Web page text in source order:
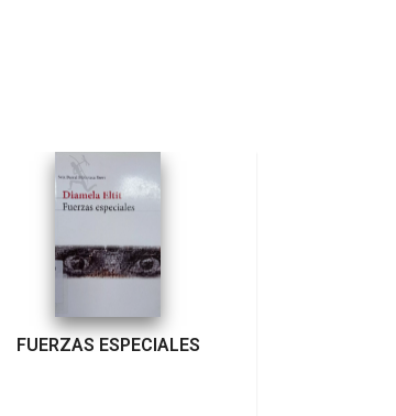
FUERZAS ESPECIALES